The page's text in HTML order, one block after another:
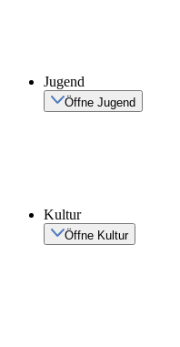
Jugend
Öffne Jugend
Kultur
Öffne Kultur